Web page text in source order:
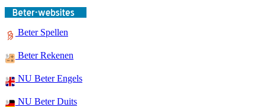
Beter Spellen
Beter Rekenen
NU Beter Engels
NU Beter Duits